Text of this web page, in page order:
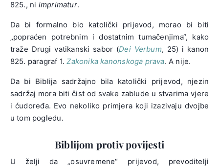
825., ni imprimatur.
Da bi formalno bio katolički prijevod, morao bi biti
„popraćen potrebnim i dostatnim tumačenjima“, kako
traže Drugi vatikanski sabor (Dei Verbum, 25) i kanon
825. paragraf 1.Zakonika kanonskoga prava. A nije.
Da bi Biblija sadržajno bila katolički prijevod, njezin
sadržaj mora biti čist od svake zablude u stvarima vjere
i ćudoređa. Evo nekoliko primjera koji izazivaju dvojbe
u tom pogledu.
Biblijom protiv povijesti
U želji da „osuvremene“ prijevod, prevoditelji